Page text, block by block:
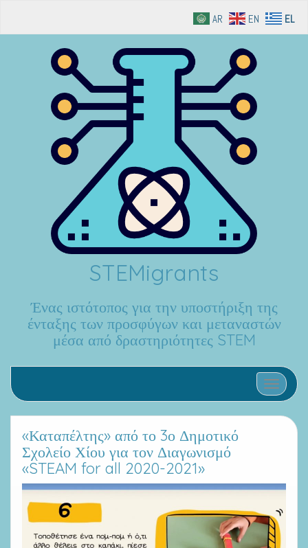
STEMigrants
Ένας ιστότοπος για την υποστήριξη της
ένταξης των προσφύγων και μεταναστών
μέσα από δραστηριότητες STEM
Toggle
«Καταπέλτης» από το 3ο Δημοτικό
Σχολείο Χίου για τον Διαγωνισμό
«STEAM for all 2020-2021»
AR EN EL